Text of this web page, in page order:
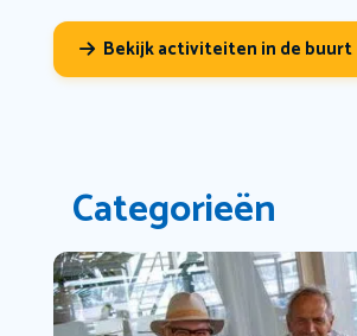
Bekijk activiteiten in de buurt
Categorieën